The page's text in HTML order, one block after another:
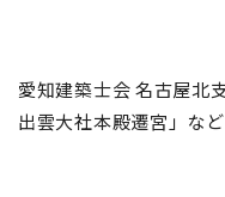
愛知建築士会 名古屋北
出雲大社本殿遷宮」な